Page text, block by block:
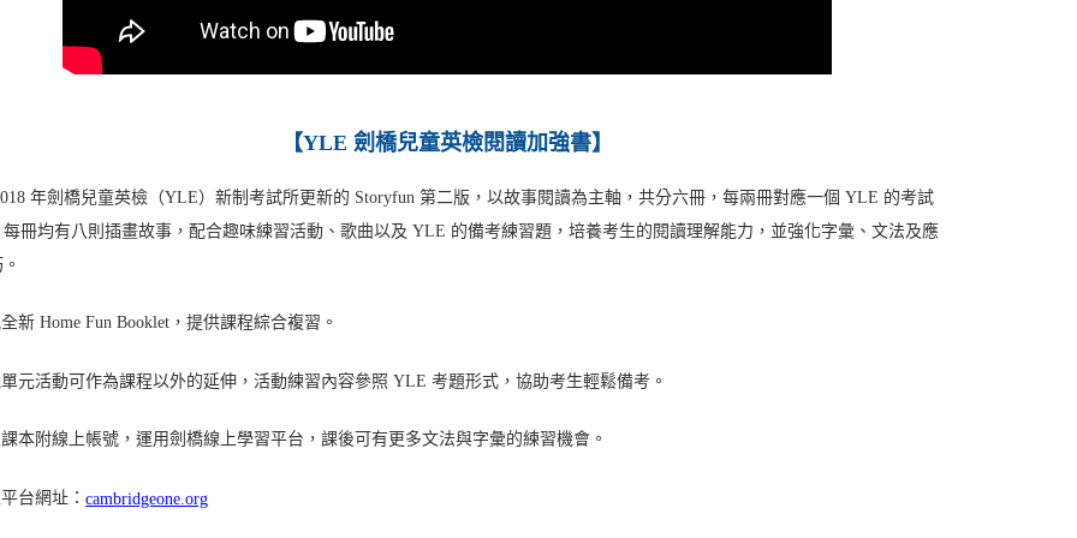
【YLE 劍橋兒童英檢閱讀加強書】
年劍橋兒童英檢（YLE）新制考試所更新的 Storyfun 第二版，以故事閱讀為主軸，共分六冊，每兩冊對應一個 YLE 的考試
每冊均有八則插畫故事，配合趣味練習活動、歌曲以及 YLE 的備考練習題，培養考生的閱讀理解能力，並強化字彙、文法及應
新 Home Fun Booklet，提供課程綜合複習。
元活動可作為課程以外的延伸，活動練習內容參照 YLE 考題形式，協助考生輕鬆備考。
本附線上帳號，運用劍橋線上學習平台，課後可有更多文法與字彙的練習機會。
台網址：cambridgeone.org